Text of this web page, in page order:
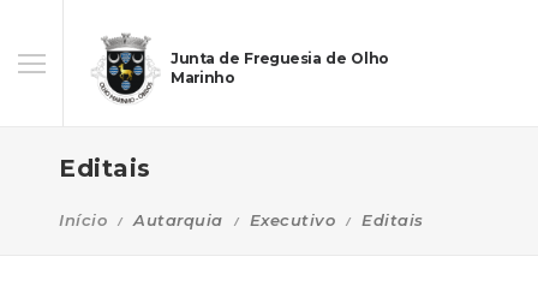
Junta de Freguesia de Olho
Marinho
Editais
Início Autarquia Executivo Editais